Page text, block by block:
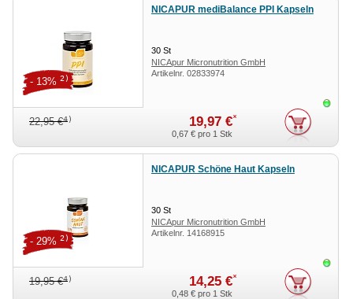
NICAPUR mediBalance PPI Kapseln
30 St
NICApur Micronutrition GmbH
Artikelnr. 02833974
22,95 €4) 19,97 €*
- 13%2)
0,67 €pro 1 Stk
NICAPUR Schöne Haut Kapseln
30 St
NICApur Micronutrition GmbH
Artikelnr. 14168915
19,95 €4) 14,25 €*
- 29%2)
0,48 €pro 1 Stk